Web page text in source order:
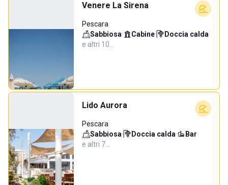
Venere La Sirena
Pescara
Sabbiosa· Cabine· Doccia calda·
e altri 10…
Lido Aurora
Pescara
Sabbiosa· Doccia calda· Bar·
e altri 7…